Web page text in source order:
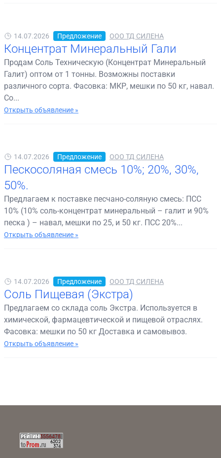
14.07.2026 Предложение ООО ТД СИЛЕНА
Концентрат Минеральный Гали
Продам Соль Техническую (Концентрат Минеральный
Галит) оптом от 1 тонны. Возможны поставки
различного сорта. Фасовка: МКР, мешки по 50 кг, навал.
Со...
Открыть объявление »
14.07.2026 Предложение ООО ТД СИЛЕНА
Пескосоляная смесь 10%; 20%, 30%,
50%.
Предлагаем к поставке песчано-соляную смесь: ПСС
10% (10% соль-концентрат минеральный – галит и 90%
песка ) – навал, мешки по 25, и 50 кг. ПСС 20%...
Открыть объявление »
14.07.2026 Предложение ООО ТД СИЛЕНА
Соль Пищевая (Экстра)
Предлагаем со склада соль Экстра. Используется в
химической, фармацевтической и пищевой отраслях.
Фасовка: мешки по 50 кг Доставка и самовывоз.
Открыть объявление »